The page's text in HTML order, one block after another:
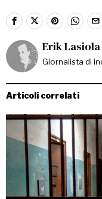
Erik Lasiola
Giornalista di
Articoli correlati